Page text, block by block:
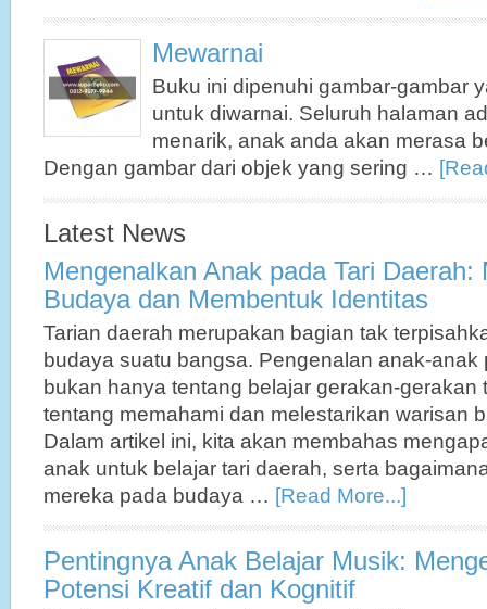
Mewarnai
Buku ini dipenuhi gambar-gambar
untuk diwarnai. Seluruh halaman
menarik, anak anda akan merasa
Dengan gambar dari objek yang sering …
Latest News
Mengenalkan Anak pada Tari Daerah:
Budaya dan Membentuk Identitas
Tarian daerah merupakan bagian tak
budaya suatu bangsa. Pengenalan anak-anak
bukan hanya tentang belajar gerakan-gerakan
tentang memahami dan melestarikan warisan
Dalam artikel ini, kita akan membahas
anak untuk belajar tari daerah, serta
mereka pada budaya … [Read More...]
Pentingnya Anak Belajar Musik:
Potensi Kreatif dan Kognitif